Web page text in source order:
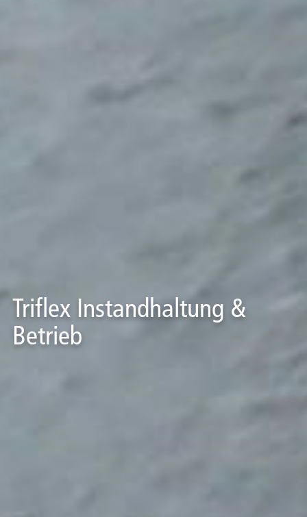
Triflex Instandhaltung &
Betrieb